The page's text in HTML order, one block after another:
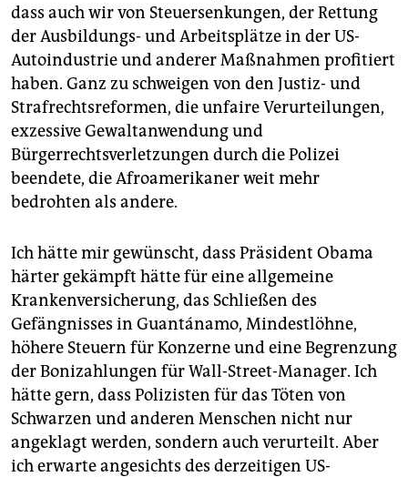
dass auch wir von Steuersenkungen, der Rettung
der Ausbildungs- und Arbeitsplätze in der US-
Autoindustrie und anderer Maßnahmen profitiert
haben. Ganz zu schweigen von den Justiz- und
Strafrechtsreformen, die unfaire Verurteilungen,
exzessive Gewaltanwendung und
Bürgerrechtsverletzungen durch die Polizei
beendete, die Afroamerikaner weit mehr
bedrohten als andere.
Ich hätte mir gewünscht, dass Präsident Obama
härter gekämpft hätte für eine allgemeine
Krankenversicherung, das Schließen des
Gefängnisses in Guantánamo, Mindestlöhne,
höhere Steuern für Konzerne und eine Begrenzung
der Bonizahlungen für Wall-Street-Manager. Ich
hätte gern, dass Polizisten für das Töten von
Schwarzen und anderen Menschen nicht nur
angeklagt werden, sondern auch verurteilt. Aber
ich erwarte angesichts des derzeitigen US-